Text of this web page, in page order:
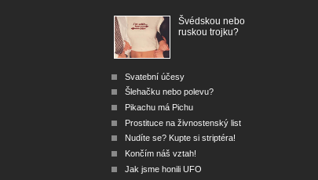
Švédskou nebo
ruskou trojku?
Svatební účesy
Šlehačku nebo polevu?
Pikachu má Pichu
Prostituce na živnostenský list
Nudíte se? Kupte si striptéra!
Končím náš vztah!
Jak jsme honili UFO